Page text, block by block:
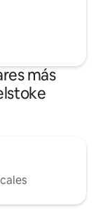
más